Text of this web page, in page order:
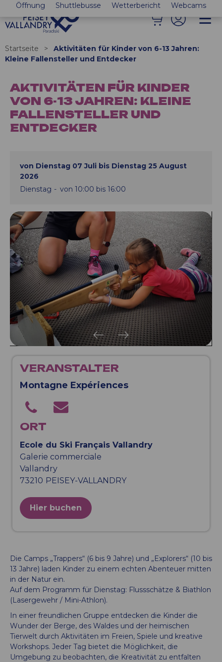
Öffnung Shuttlebusse Wetterbericht Webcams
Startseite >
Aktivitäten für Kinder von 6-13 Jahren:
Kleine Fallensteller und Entdecker
AKTIVITÄTEN FÜR KINDER
VON 6-13 JAHREN: KLEINE
FALLENSTELLER UND
ENTDECKER
von Dienstag 07 Juli bis Dienstag 25 August
2026
Dienstag
von 10:00 bis 16:00
VERANSTALTER
Montagne Expériences
ORT
Ecole du Ski Français Vallandry
Galerie commerciale
Vallandry
73210 PEISEY-VALLANDRY
Hier buchen
Die Camps „Trappers“ (6 bis 9 Jahre) und „Explorers“ (10 bis
13 Jahre) laden Kinder zu einem echten Abenteuer mitten
in der Natur ein.
Auf dem Programm für Dienstag: Flussschätze & Biathlon
(Lasergewehr / Mini-Athlon).
In einer freundlichen Gruppe entdecken die Kinder die
Wunder der Berge, des Waldes und der heimischen
Tierwelt durch Aktivitäten im Freien, Spiele und kreative
Workshops. Jeder Tag bietet die Möglichkeit, die
Umgebung zu beobachten, die Kreativität zu entfalten